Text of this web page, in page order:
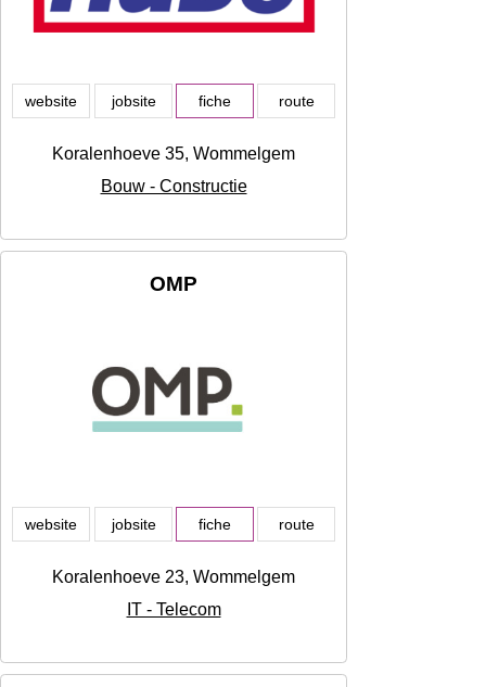
website jobsite fiche route
Koralenhoeve 35, Wommelgem
Bouw - Constructie
OMP
website jobsite fiche route
Koralenhoeve 23, Wommelgem
IT - Telecom